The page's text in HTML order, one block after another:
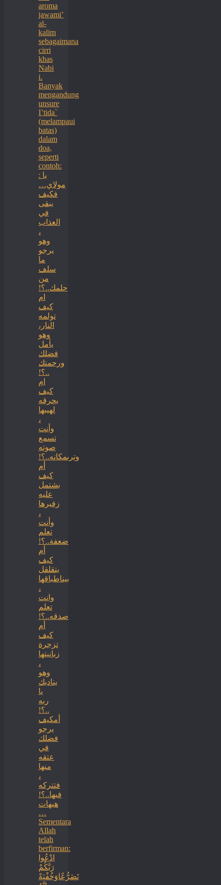
aroma
jawami’
al-
kalim
sebagaimana
cirri
khas
Nabi
i.
Banyak
mengandung
unsure
I’tida`
(melampaui
batas)
dalam
doa,
seperti
contoh:
: يا
مولاي…
فكيف
يبقى
في
العذاب
،
وهو
يرجو
ما
سلف
من
حلمك..؟!
ام
كيف
تولمه
النار،
وهو
يأمل
فضلك
ورحمتك
..؟!
ام
كيف
يحرقه
لهيبها
،
وأنت
تسمع
صوته
وترىمكانه..؟!
أم
كيف
بشتمل
عليه
زفيرها
،
وأنت
تعلم
ضعفة..؟!
أم
كيف
يتقلقل
بيناطباقها
،
وانت
تعلم
صدقه..؟!
أم
كيف
تزجرة
زبانيتها
،
وهو
يناديك
يا
ربه
..؟!
أمكيف
يرجو
فضلك
في
عتقه
منها
،
فتتركه
فيها..؟!
هيهات
…
Sementara
Allah
telah
berfirman:
ادْعُوا
رَبَّكُمْ
تَضَرُّعًاوَخُفْيَةً